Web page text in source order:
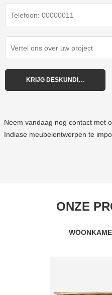
Neem vandaag nog contact met
Indiase meubelontwerpen te
ONZE